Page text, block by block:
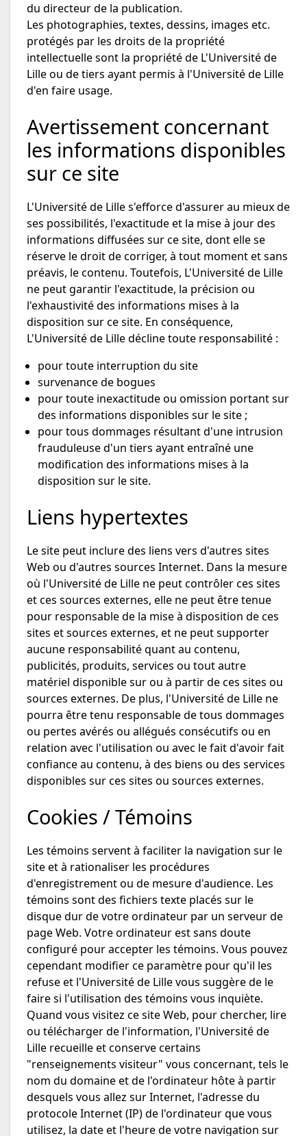
du directeur de la publication.
Les photographies, textes, dessins, images etc.
protégés par les droits de la propriété
intellectuelle sont la propriété de L'Université de
Lille ou de tiers ayant permis à l'Université de Lille
d'en faire usage.
Avertissement concernant
les informations disponibles
sur ce site
L'Université de Lille s'efforce d'assurer au mieux de
ses possibilités, l'exactitude et la mise à jour des
informations diffusées sur ce site, dont elle se
réserve le droit de corriger, à tout moment et sans
préavis, le contenu. Toutefois, L'Université de Lille
ne peut garantir l'exactitude, la précision ou
l'exhaustivité des informations mises à la
disposition sur ce site. En conséquence,
L'Université de Lille décline toute responsabilité :
pour toute interruption du site
survenance de bogues
pour toute inexactitude ou omission portant sur
des informations disponibles sur le site ;
pour tous dommages résultant d'une intrusion
frauduleuse d'un tiers ayant entraîné une
modification des informations mises à la
disposition sur le site.
Liens hypertextes
Le site peut inclure des liens vers d'autres sites
Web ou d'autres sources Internet. Dans la mesure
où l'Université de Lille ne peut contrôler ces sites
et ces sources externes, elle ne peut être tenue
pour responsable de la mise à disposition de ces
sites et sources externes, et ne peut supporter
aucune responsabilité quant au contenu,
publicités, produits, services ou tout autre
matériel disponible sur ou à partir de ces sites ou
sources externes. De plus, l'Université de Lille ne
pourra être tenu responsable de tous dommages
ou pertes avérés ou allégués consécutifs ou en
relation avec l'utilisation ou avec le fait d'avoir fait
confiance au contenu, à des biens ou des services
disponibles sur ces sites ou sources externes.
Cookies / Témoins
Les témoins servent à faciliter la navigation sur le
site et à rationaliser les procédures
d'enregistrement ou de mesure d'audience. Les
témoins sont des fichiers texte placés sur le
disque dur de votre ordinateur par un serveur de
page Web. Votre ordinateur est sans doute
configuré pour accepter les témoins. Vous pouvez
cependant modifier ce paramètre pour qu'il les
refuse et l'Université de Lille vous suggère de le
faire si l'utilisation des témoins vous inquiète.
Quand vous visitez ce site Web, pour chercher, lire
ou télécharger de l'information, l'Université de
Lille recueille et conserve certains
"renseignements visiteur" vous concernant, tels le
nom du domaine et de l'ordinateur hôte à partir
desquels vous allez sur Internet, l'adresse du
protocole Internet (IP) de l'ordinateur que vous
utilisez, la date et l'heure de votre navigation sur